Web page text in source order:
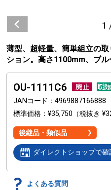
1
薄型、超軽量、簡単組立の
ション。高さ1100mm、ブル
OU-1111C6
JANコード
4969887166888
標準価格
¥35,750 （税抜き
後継品・類似品
ダイレクトショップで確
よくある質問